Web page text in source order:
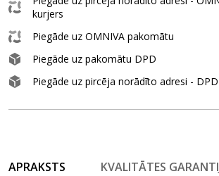
kurjers
Piegāde uz OMNIVA pakomātu
Piegāde uz pakomātu DPD
Piegāde uz pircēja norādīto adresi -
APRAKSTS KVALITĀTES